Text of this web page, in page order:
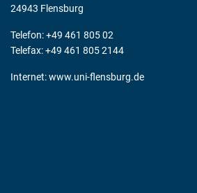
24943 Flensburg
Telefon: +49 461 805 02
Telefax: +49 461 805 2144
Internet:www.uni-flensburg.de